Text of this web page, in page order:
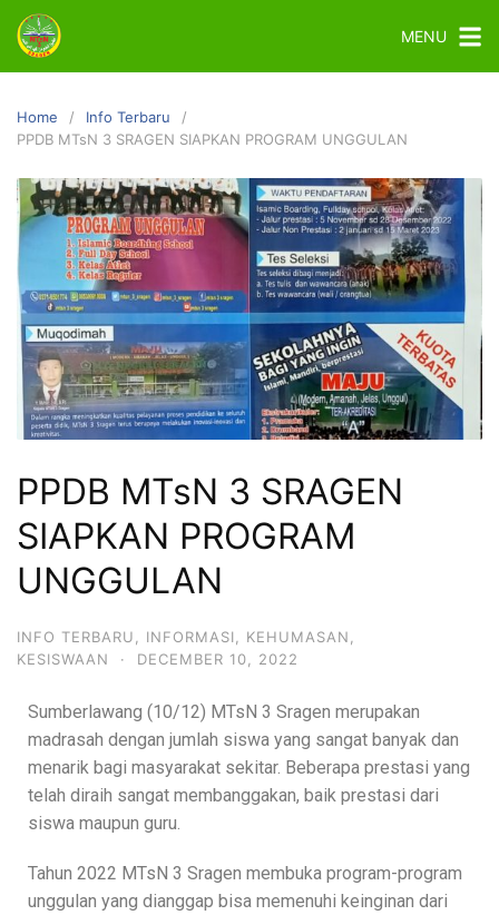
MENU
Home
Info Terbaru
PPDB MTsN 3 SRAGEN SIAPKAN PROGRAM UNGGULAN
PPDB MTsN 3 SRAGEN
SIAPKAN PROGRAM
UNGGULAN
INFO TERBARU INFORMASI KEHUMASAN
KESISWAAN
· DECEMBER 10, 2022
Sumberlawang (10/12) MTsN 3 Sragen merupakan
madrasah dengan jumlah siswa yang sangat banyak dan
menarik bagi masyarakat sekitar. Beberapa prestasi yang
telah diraih sangat membanggakan, baik prestasi dari
siswa maupun guru.
Tahun 2022 MTsN 3 Sragen membuka program-program
unggulan yang dianggap bisa memenuhi keinginan dari